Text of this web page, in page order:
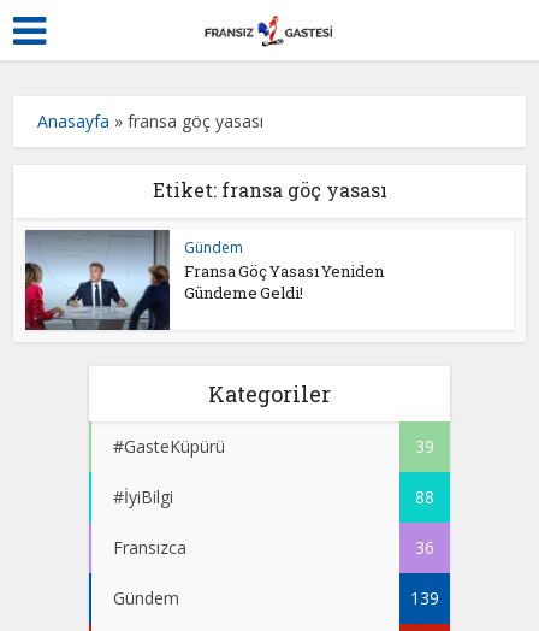
Anasayfa »fransa göç yasası
Etiket: fransa göç yasası
Gündem
Fransa Göç Yasası Yeniden
Gündeme Geldi!
Kategoriler
#GasteKüpürü 39
#İyiBilgi 88
Fransızca 36
Gündem 139